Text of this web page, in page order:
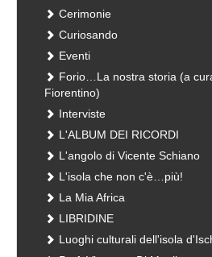
Cerimonie
Curiosando
Eventi
Forio…La nostra storia (a
Fiorentino)
Interviste
L'ALBUM DEI RICORDI
L'angolo di Vicente Schiano
L'isola che non c'è…più!
La Mia Africa
LIBRIDINE
Luoghi culturali dell'isola